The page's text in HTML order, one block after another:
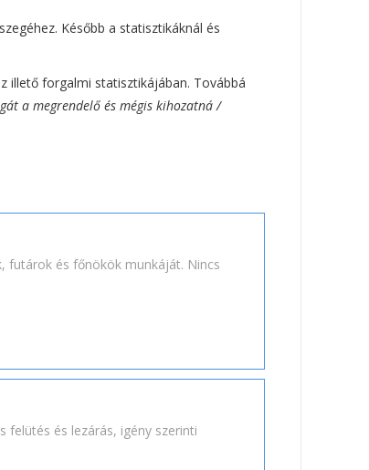
Később a statisztikáknál és
illető forgalmi statisztikájában. Továbbá
a megrendelő és mégis kihozatná /
futárok és főnökök munkáját. Nincs
felütés és lezárás, igény szerinti